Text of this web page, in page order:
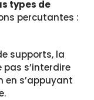
types de
percutantes :
supports, la
pas s’interdire
s’appuyant